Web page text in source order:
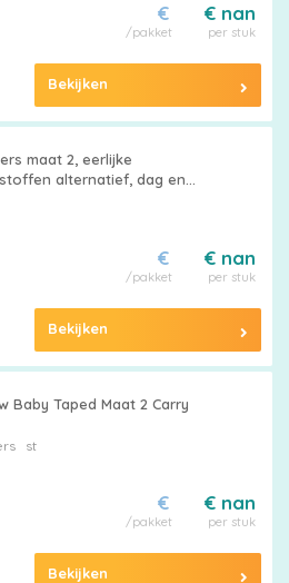
€ nan
per stuk
€
/pakket
Bekijken
maat 2, eerlijke
alternatief, dag en
van materialen op
€ nan
per stuk
€
/pakket
Bekijken
Baby Taped Maat 2 Carry
st
€ nan
per stuk
€
/pakket
Bekijken